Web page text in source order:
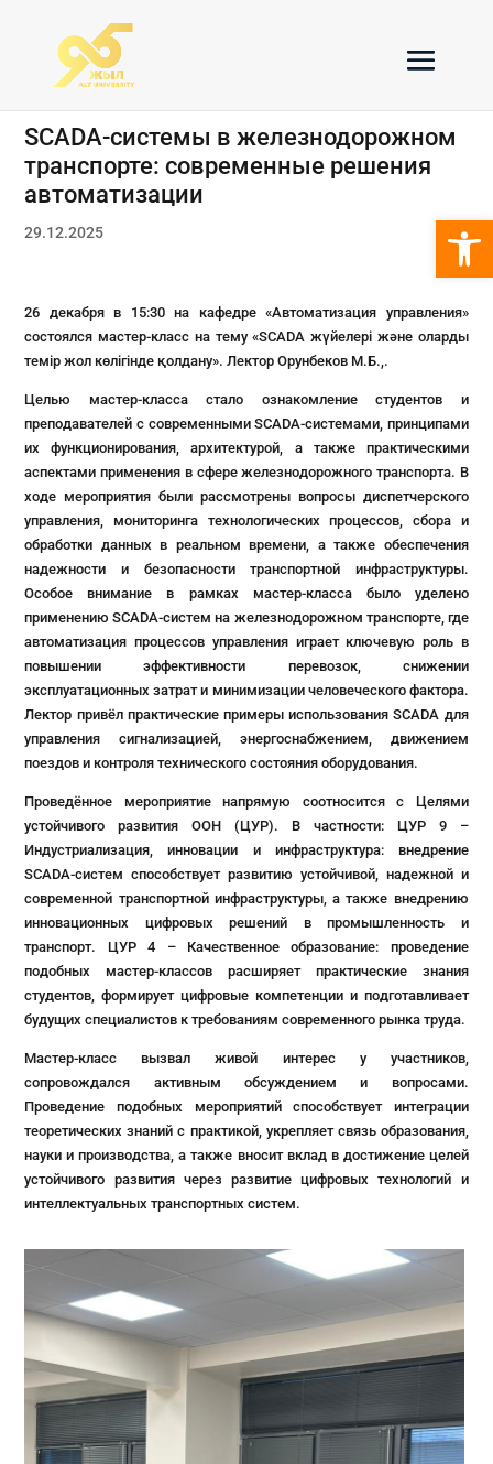
SCADA-системы в железнодорожном
транспорте: современные решения
автоматизации
29.12.2025
26 декабря в 15:30 на кафедре «Автоматизация управления»
состоялся мастер-класс на тему «SCADA жүйелері және оларды
темір жол көлігінде қолдану». Лектор Орунбеков М.Б.,.
Целью мастер-класса стало ознакомление студентов и
преподавателей с современными SCADA-системами, принципами
их функционирования, архитектурой, а также практическими
аспектами применения в сфере железнодорожного транспорта. В
ходе мероприятия были рассмотрены вопросы диспетчерского
управления, мониторинга технологических процессов, сбора и
обработки данных в реальном времени, а также обеспечения
надежности и безопасности транспортной инфраструктуры.
Особое внимание в рамках мастер-класса было уделено
применению SCADA-систем на железнодорожном транспорте, где
автоматизация процессов управления играет ключевую роль в
повышении эффективности перевозок, снижении
эксплуатационных затрат и минимизации человеческого фактора.
Лектор привёл практические примеры использования SCADA для
управления сигнализацией, энергоснабжением, движением
поездов и контроля технического состояния оборудования.
Проведённое мероприятие напрямую соотносится с Целями
устойчивого развития ООН (ЦУР). В частности: ЦУР 9 –
Индустриализация, инновации и инфраструктура: внедрение
SCADA-систем способствует развитию устойчивой, надежной и
современной транспортной инфраструктуры, а также внедрению
инновационных цифровых решений в промышленность и
транспорт. ЦУР 4 – Качественное образование: проведение
подобных мастер-классов расширяет практические знания
студентов, формирует цифровые компетенции и подготавливает
будущих специалистов к требованиям современного рынка труда.
Мастер-класс вызвал живой интерес у участников,
сопровождался активным обсуждением и вопросами.
Проведение подобных мероприятий способствует интеграции
теоретических знаний с практикой, укрепляет связь образования,
науки и производства, а также вносит вклад в достижение целей
устойчивого развития через развитие цифровых технологий и
интеллектуальных транспортных систем.